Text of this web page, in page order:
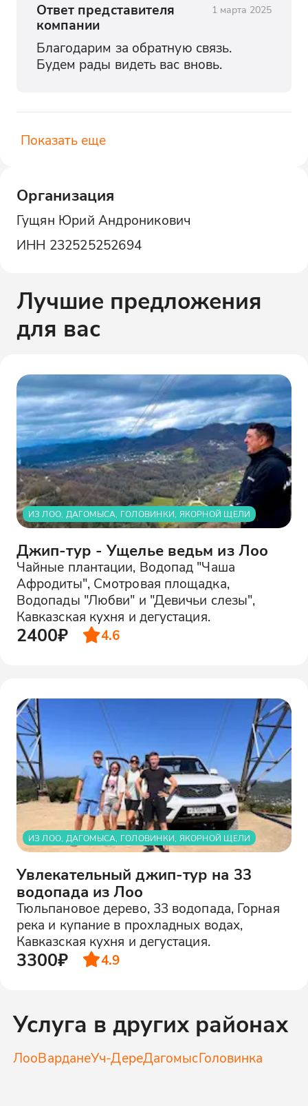
Ответ представителя
компании
1 марта 2025
Благодарим за обратную связь.
Будем рады видеть вас вновь.
Показать еще
Организация
Гущян Юрий Андроникович
ИНН 232525252694
Лучшие предложения
для вас
ИЗ ЛОО, ДАГОМЫСА, ГОЛОВИНКИ, ЯКОРНОЙ ЩЕЛИ
Джип-тур - Ущелье ведьм из Лоо
Чайные плантации, Водопад "Чаша
Афродиты", Смотровая площадка,
Водопады "Любви" и "Девичьи слезы",
Кавказская кухня и дегустация.
2400₽ 4.6
ИЗ ЛОО, ДАГОМЫСА, ГОЛОВИНКИ, ЯКОРНОЙ ЩЕЛИ
Увлекательный джип-тур на 33
водопада из Лоо
Тюльпановое дерево, 33 водопада, Горная
река и купание в прохладных водах,
Кавказская кухня и дегустация.
3300₽ 4.9
Услуга в других районах
ЛооВарданеУч-ДереДагомысГоловинка